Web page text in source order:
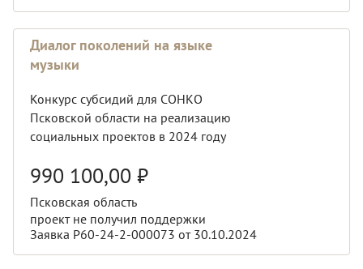
Диалог поколений на языке
музыки
Конкурс субсидий для СОНКО
Псковской области на реализацию
социальных проектов в 2024 году
990 100,00 ₽
Псковская область
проект не получил поддержки
Заявка Р60-24-2-000073 от 30.10.2024